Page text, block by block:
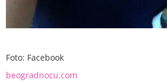
Foto: Facebook
beogradnocu.com